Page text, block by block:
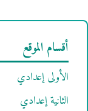
أقسام الموقع
الأولى إعدادي
الثانية إعدادي